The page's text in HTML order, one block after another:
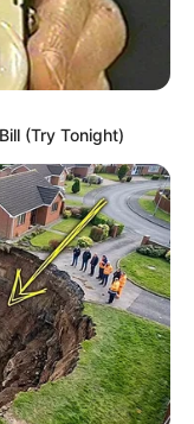
(Try Tonight)